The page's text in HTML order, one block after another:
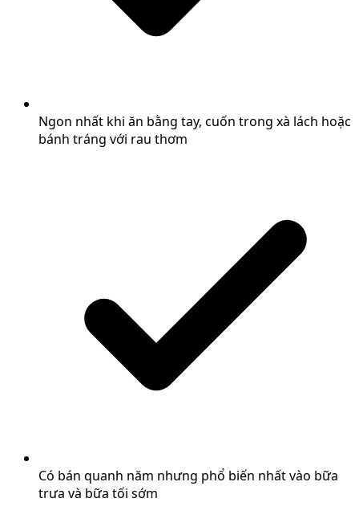
Ngon nhất khi ăn bằng tay, cuốn trong xà lách hoặc
bánh tráng với rau thơm
Có bán quanh năm nhưng phổ biến nhất vào bữa
trưa và bữa tối sớm